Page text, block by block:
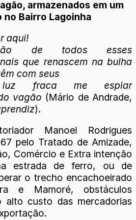
armazenados em um
no Bairro Lagoinha
aqui!
de todos esses
que renascem nabulha
com seus
fraca me espiar
vagão (Mário de Andrade,
).
Manoel Rodrigues
pelo Tratado de Amizade,
Comércio e Extra intenção
estrada de ferro, ou de
o trecho encachoeirado
e Mamoré, obstáculos
alto custo das mercadorias